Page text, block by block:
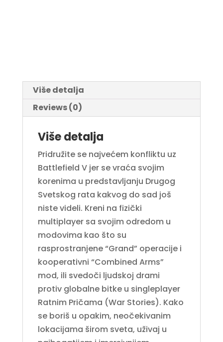
Više detalja
Reviews (0)
Više detalja
Pridružite se najvećem konfliktu uz
Battlefield V jer se vraća svojim
korenima u predstavljanju Drugog
Svetskog rata kakvog do sad još
niste videli. Kreni na fizički
multiplayer sa svojim odredom u
modovima kao što su
rasprostranjene “Grand” operacije i
kooperativni “Combined Arms”
mod, ili svedoči ljudskoj drami
protiv globalne bitke u singleplayer
Ratnim Pričama (War Stories). Kako
se boriš u opakim, neočekivanim
lokacijama širom sveta, uživaj u